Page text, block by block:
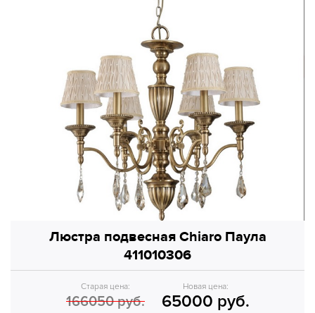
Люстра подвесная Chiaro Паула
411010306
Старая цена:
166050 руб.
Новая цена:
65000 руб.